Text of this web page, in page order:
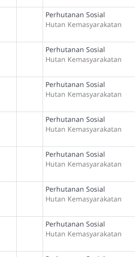
Perhutanan Sosial
Hutan Kemasyarakatan
Perhutanan Sosial
Hutan Kemasyarakatan
Perhutanan Sosial
Hutan Kemasyarakatan
Perhutanan Sosial
Hutan Kemasyarakatan
Perhutanan Sosial
Hutan Kemasyarakatan
Perhutanan Sosial
Hutan Kemasyarakatan
Perhutanan Sosial
Hutan Kemasyarakatan